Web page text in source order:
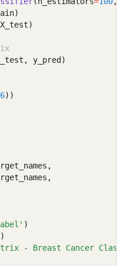
y_pred)
6))
)
)
- Breast Cancer